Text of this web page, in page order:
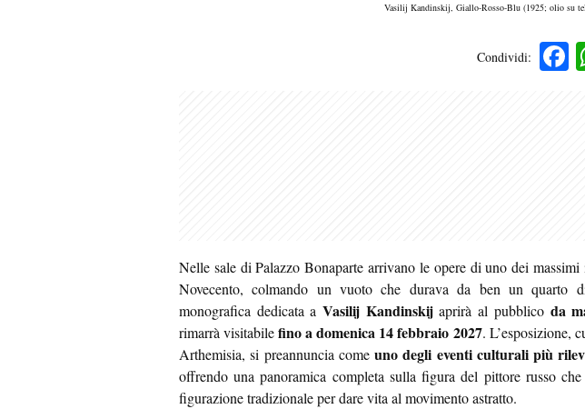
Vasilij Kandinskij, Giallo-Rosso-Blu (1925; olio su
Condividi:
Nelle sale di Palazzo Bonaparte arrivano le opere di uno dei
Novecento, colmando un vuoto che durava da ben un quarto
monografica dedicata aVasilij Kandinskijaprirà al pubblico da
rimarrà visitabilefino a domenica 14 febbraio 2027. L’esposizione,
Arthemisia, si preannuncia come uno degli eventi culturali più
offrendo una panoramica completa sulla figura del pittore russo
figurazione tradizionale per dare vita al movimento astratto.